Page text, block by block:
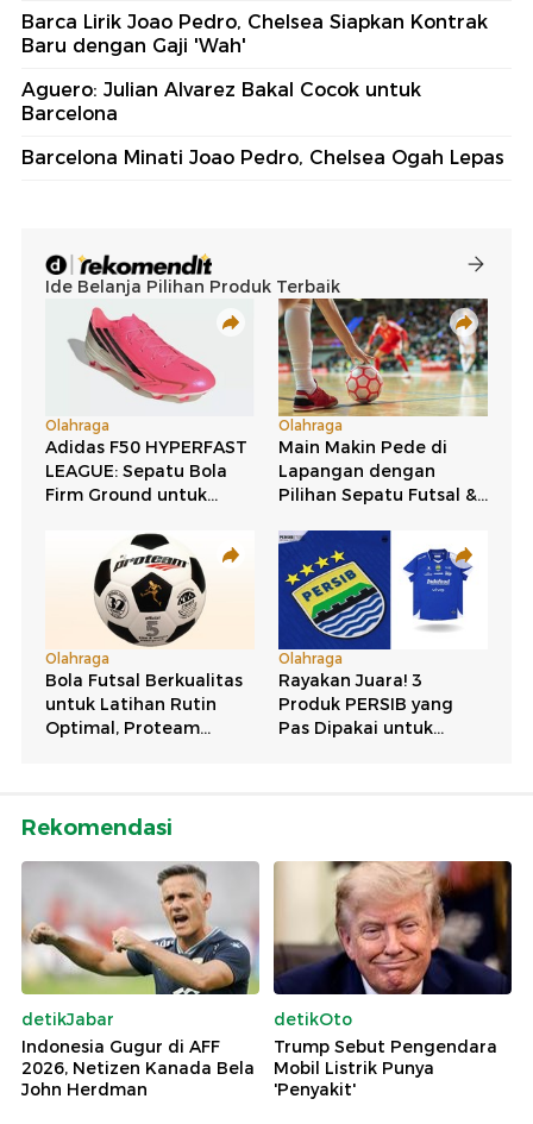
Barca Lirik Joao Pedro, Chelsea Siapkan Kontrak
Baru dengan Gaji 'Wah'
Aguero: Julian Alvarez Bakal Cocok untuk
Barcelona
Barcelona Minati Joao Pedro, Chelsea Ogah Lepas
Rekomendasi
detikJabar
Indonesia Gugur di AFF
2026, Netizen Kanada Bela
John Herdman
detikOto
Trump Sebut Pengendara
Mobil Listrik Punya
'Penyakit'